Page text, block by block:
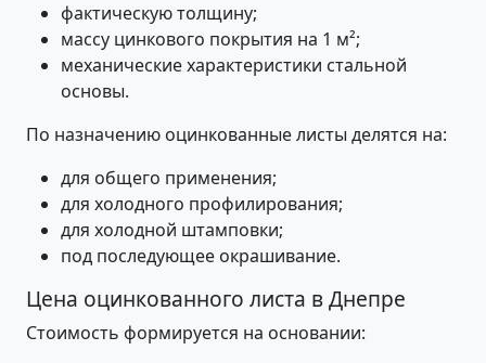
фактическую толщину;
массу цинкового покрытия на 1 м²;
механические характеристики стальной
основы.
По назначению оцинкованные листы делятся на:
для общего применения;
для холодного профилирования;
для холодной штамповки;
под последующее окрашивание.
Цена оцинкованного листа в Днепре
Стоимость формируется на основании: